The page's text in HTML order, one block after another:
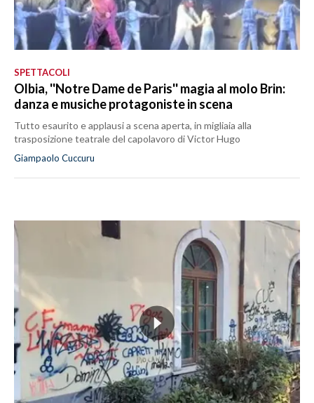
SPETTACOLI
Olbia, ''Notre Dame de Paris'' magia al molo Brin:
danza e musiche protagoniste in scena
Tutto esaurito e applausi a scena aperta, in migliaia alla
trasposizione teatrale del capolavoro di Victor Hugo
Giampaolo Cuccuru